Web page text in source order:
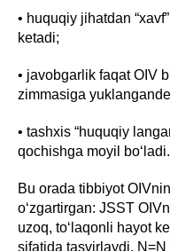
• huquqiy jihatdan
ketadi;
• javobgarlik faqat OIV
zimmasiga
• tashxis “huquqiy
qochishga moyil bo‘ladi.
Bu orada tibbiyot
o‘zgartirgan: JSST
uzoq, to‘laqonli hayot
sifatida tasvirlaydi.